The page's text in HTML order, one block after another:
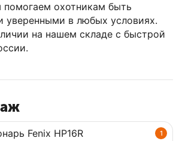
охотникам быть
уверенными в любых условиях.
на нашем складе с быстрой
1
Fenix HP16R